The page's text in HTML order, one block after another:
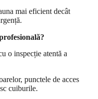
mai eficient decât
o inspecție atentă a
punctele de acces
cuiburile.